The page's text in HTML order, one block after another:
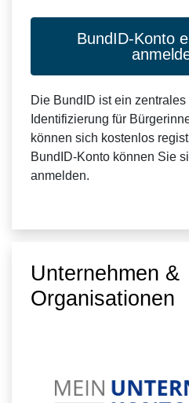
BundID-Konto
Die BundID ist ein zentrales
Identifizierung für
können sich kostenlos
BundID-Konto können Sie
anmelden.
Unternehmen &
Organisationen